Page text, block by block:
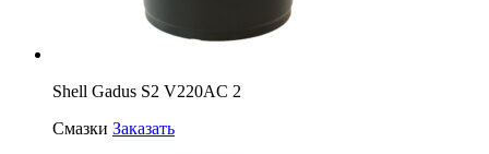
Shell Gadus S2 V220AC 2
Смазки Заказать